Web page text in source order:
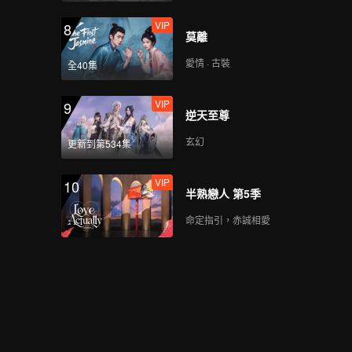
8
全40集
VIP
莫離
愛情 · 古裝
9
更新到第534集
VIP
逆天至尊
玄幻
10 VIP
半熟戀人 第5季
命定指引，赤誠相愛